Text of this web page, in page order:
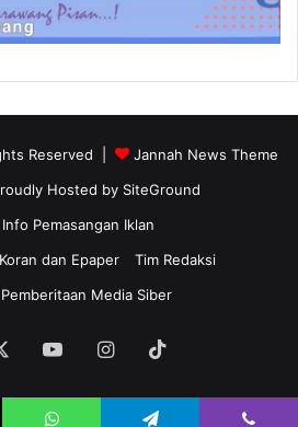
Reserved |
Jannah News Theme
Hosted by SiteGround
Info Pemasangan Iklan
dan Epaper
Tim Redaksi
Media Siber
YouTubeInstagram